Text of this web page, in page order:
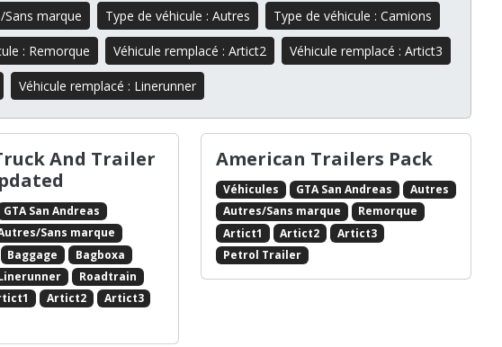
marque Type de véhicule : Autres Type de véhicule : Camions
: Remorque Véhicule remplacé : Artict2 Véhicule remplacé : Artict3
Véhicule remplacé : Linerunner
And Trailer
GTA San Andreas
Sans marque
Baggage
Bagboxa
Roadtrain
Artict2
Artict3
American Trailers Pack
Véhicules GTA San Andreas
Autres
Autres/Sans marque
Remorque
Artict1
Artict2
Artict3
Petrol Trailer